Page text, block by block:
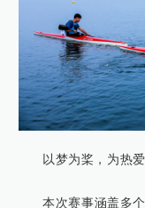
以梦为桨，为热
本次赛事涵盖多